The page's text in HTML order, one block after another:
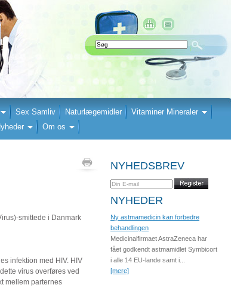
Sex Samliv Naturlægemidler
Vitaminer Mineraler
Om os
smittede i Danmark
infektion med HIV. HIV
virus overføres ved
mellem parternes
NYHEDSBREV
NYHEDER
Ny astmamedicin kan forbedre
behandlingen
Medicinalfirmaet AstraZeneca har
fået godkendt astmamidlet Symbicort
i alle 14 EU-lande samt i...
[mere]